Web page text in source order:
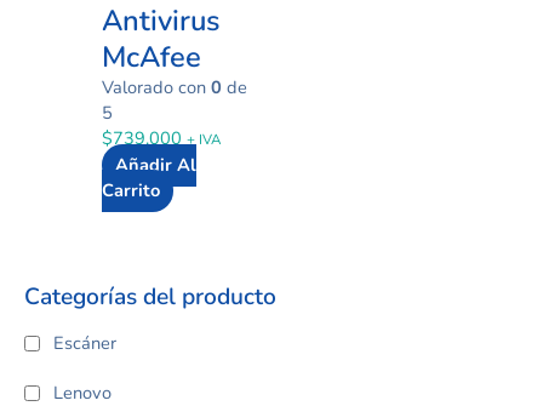
Categorías del producto
Escáner
Lenovo
Antivirus
McAfee
Valorado con 0 de
5
$739.000 + IVA
Añadir Al
Carrito